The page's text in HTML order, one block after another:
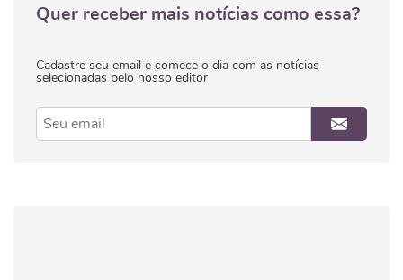
Quer receber mais notícias como essa?
Cadastre seu email e comece o dia com as notícias
selecionadas pelo nosso editor